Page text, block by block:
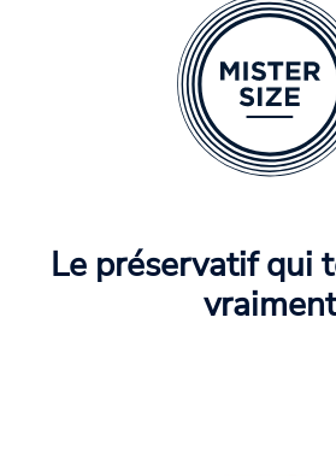
Le préservatif qui
vraiment